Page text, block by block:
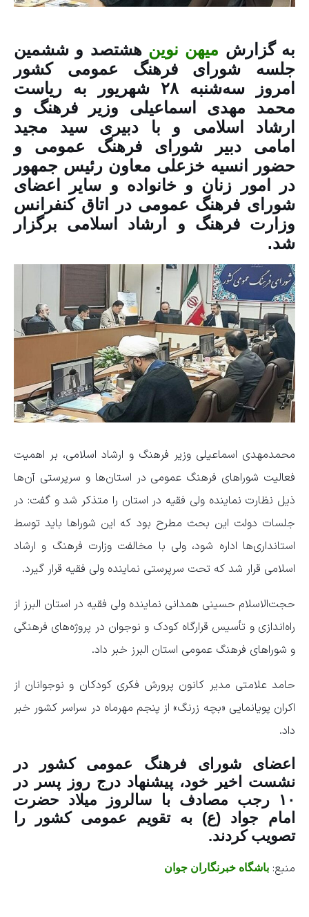
به گزارش میهن نوین هشتصد و ششمین
جلسه شورای فرهنگ عمومی کشور
امروز سه‌شنبه ۲۸ شهریور به ریاست
محمد مهدی اسماعیلی وزیر فرهنگ و
ارشاد اسلامی و با دبیری سید مجید
امامی دبیر شورای فرهنگ عمومی و
حضور انسیه خزعلی معاون رئیس جمهور
در امور زنان و خانواده و سایر اعضای
شورای فرهنگ عمومی در اتاق کنفرانس
وزارت فرهنگ و ارشاد اسلامی برگزار
شد.
محمدمهدی اسماعیلی وزیر فرهنگ و ارشاد اسلامی، بر اهمیت
فعالیت شورا‌های فرهنگ عمومی در استان‌ها و سرپرستی آن‌ها
ذیل نظارت نماینده ولی فقیه در استان را متذکر شد و گفت: در
جلسات دولت این بحث مطرح بود که این شورا‌ها باید توسط
استانداری‌ها اداره شود، ولی با مخالفت وزارت فرهنگ و ارشاد
اسلامی قرار شد که تحت سرپرستی نماینده ولی فقیه قرار گیرد.
حجت‌الاسلام حسینی همدانی نماینده ولی فقیه در استان البرز از
راه‌اندازی و تأسیس قرارگاه کودک و نوجوان در پروژه‌های فرهنگی
و شورا‌های فرهنگ عمومی استان البرز خبر داد.
حامد علامتی مدیر کانون پرورش فکری کودکان و نوجوانان از
اکران پویانمایی «بچه زرنگ» از پنجم مهرماه در سراسر کشور خبر
داد.
اعضای شورای فرهنگ عمومی کشور در
نشست اخیر خود، پیشنهاد درج روز پسر در
۱۰ رجب مصادف با سالروز میلاد حضرت
امام جواد (ع) به تقویم عمومی کشور را
تصویب کردند.
منبع: باشگاه خبرنگاران جوان